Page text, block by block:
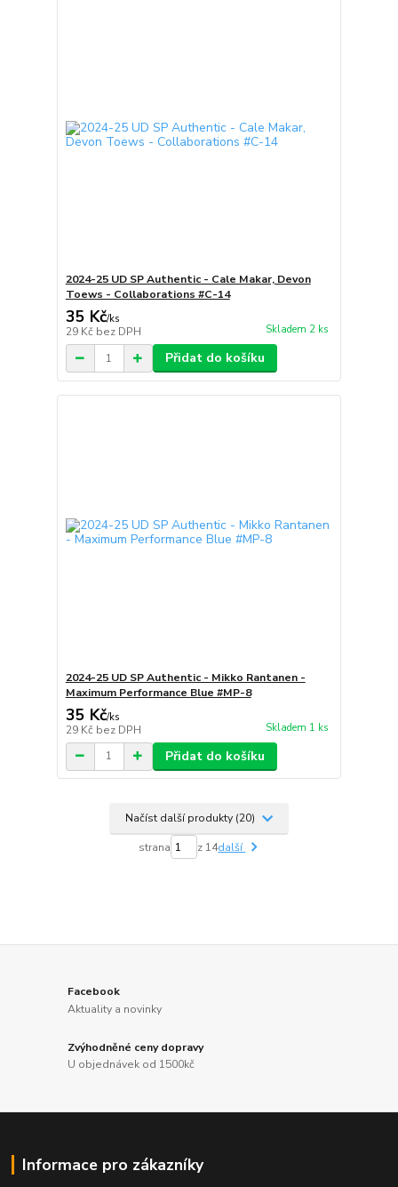
2024-25 UD SP Authentic - Cale Makar, Devon
Toews - Collaborations #C-14
35 Kč/ks
29 Kč bez DPH Skladem 2 ks
Přidat do košíku
2024-25 UD SP Authentic - Mikko Rantanen -
Maximum Performance Blue #MP-8
35 Kč/ks
29 Kč bez DPH Skladem 1 ks
Přidat do košíku
Načíst další produkty (20)
strana z 14další
Facebook
Aktuality a novinky
Zvýhodněné ceny dopravy
U objednávek od 1500kč
Informace pro zákazníky